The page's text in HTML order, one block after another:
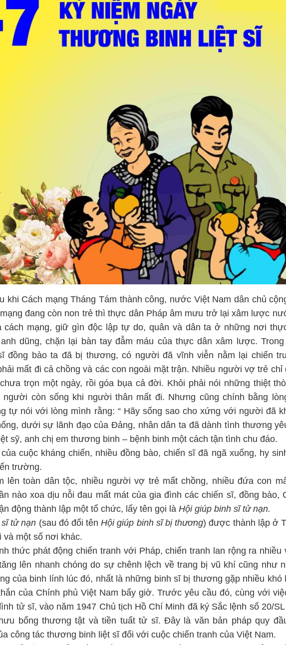
khi Cách mạng Tháng Tám thành công, nước Việt Nam dân chủ
đang còn non trẻ thì thực dân Pháp âm mưu trở lại xâm lược
cách mạng, giữ gìn độc lập tự do, quân và dân ta ở những nơi
dũng, chặn lại bàn tay đẫm máu của thực dân xâm lược. Trong
đồng bào ta đã bị thương, có người đã vĩnh viễn nằm lại chiến
mất đi cả chồng và các con ngoài mặt trận. Nhiều người vợ trẻ
trọn một ngày, rồi góa bụa cả đời. Khỏi phải nói những thiệt
còn sống khi người thân mất đi. Nhưng cũng chính bằng
tự nói với lòng mình rằng: “ Hãy sống sao cho xứng với người đã
dưới sự lãnh đạo của Đảng, nhân dân ta đã dành tình thương
sỹ, anh chị em thương binh – bệnh binh một cách tận tình chu đáo.
cuộc kháng chiến, nhiều đồng bào, chiến sĩ đã ngã xuống, hy
trường.
lên toàn dân tộc, nhiều người vợ trẻ mất chồng, nhiều đứa con
nào xoa dịu nỗi đau mất mát của gia đình các chiến sĩ, đồng bào,
động thành lập một tổ chức, lấy tên gọi là Hội giúp binh sĩ tử nạn.
tử nạn (sau đó đổi tênHội giúp binh sĩ bị thương) được thành lập ở
và một số nơi khác.
thức phát động chiến tranh với Pháp, chiến tranh lan rộng ra nhiều
lên nhanh chóng do sự chênh lệch về trang bị vũ khí cũng như
của binh lính lúc đó, nhất là những binh sĩ bị thương gặp nhiều khó
của Chính phủ Việt Nam bấy giờ. Trước yêu cầu đó, cùng với
tử sĩ, vào năm 1947 Chủ tịch Hồ Chí Minh đã ký Sắc lệnh số 20/
bổng thương tật và tiền tuất tử sĩ. Đây là văn bản pháp quy
công tác thương binh liệt sĩ đối với cuộc chiến tranh của Việt Nam.